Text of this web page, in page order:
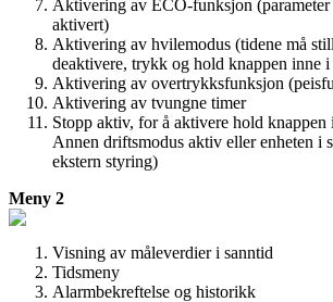
Aktivering av ECO-funksjon
aktivert)
Aktivering av hvilemodus (tidene må
deaktivere, trykk og hold knappen inne i
Aktivering av overtrykksfunksjon
Aktivering av tvungne timer
Stopp aktiv, for å aktivere hold knappen
Annen driftsmodus aktiv eller enheten i
ekstern styring)
Meny 2
Visning av måleverdier i sanntid
Tidsmeny
Alarmbekreftelse og historikk